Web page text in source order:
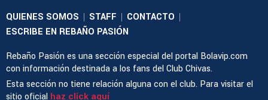
QUIENES SOMOS | STAFF | CONTACTO |
ESCRIBE EN REBAÑO PASIÓN
Rebaño Pasión es una sección especial del portal Bolavip.com
con información destinada a los fans del Club Chivas.
Esta sección no tiene relación alguna con el club. Para visitar el
sitio oficial haz click aquí